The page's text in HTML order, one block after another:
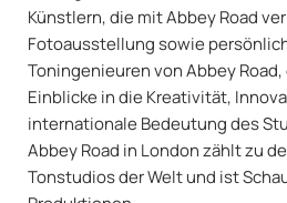
Künstlern, die mit Abbey Road
Fotoausstellung sowie
Toningenieuren von Abbey
Einblicke in die Kreativität,
internationale Bedeutung des
Abbey Road in London zählt zu
Tonstudios der Welt und ist